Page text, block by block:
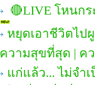
🔴LIVE โหนก
หยุดเอาชีวิตไป
ความสุขที่สุด | ค
แก่แล้ว... ไม่จำ